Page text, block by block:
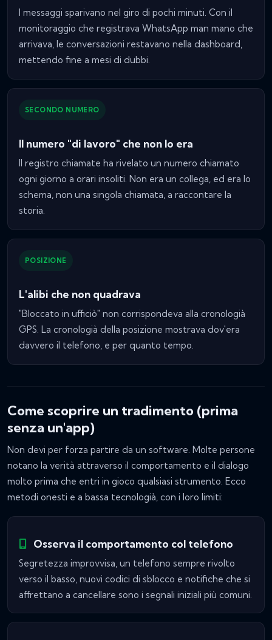
I messaggi sparivano nel giro di pochi minuti. Con il
monitoraggio che registrava WhatsApp man mano che
arrivava, le conversazioni restavano nella dashboard,
mettendo fine a mesi di dubbi.
SECONDO NUMERO
Il numero "di lavoro" che non lo era
Il registro chiamate ha rivelato un numero chiamato
ogni giorno a orari insoliti. Non era un collega, ed era lo
schema, non una singola chiamata, a raccontare la
storia.
POSIZIONE
L'alibi che non quadrava
"Bloccato in ufficiò" non corrispondeva alla cronologià
GPS. La cronologià della posizione mostrava dov'era
davvero il telefono, e per quanto tempo.
Come scoprire un tradimento (prima
senza un'app)
Non devi per forza partire da un software. Molte persone
notano la verità attraverso il comportamento e il dialogo
molto prima che entri in gioco qualsiasi strumento. Ecco
metodi onesti e a bassa tecnologià, con i loro limiti:
Osserva il comportamento col telefono
Segretezza improvvisa, un telefono sempre rivolto
verso il basso, nuovi codici di sblocco e notifiche che si
affrettano a cancellare sono i segnali iniziali più comuni.